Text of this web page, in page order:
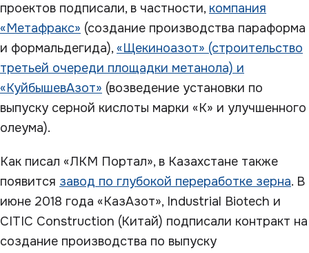
проектов подписали, в частности, компания
«Метафракс» (создание производства параформа
и формальдегида),«Щекиноазот» (строительство
третьей очереди площадки метанола) и
«КуйбышевАзот» (возведение установки по
выпуску серной кислоты марки «К» и улучшенного
олеума).
Как писал «ЛКМ Портал», в Казахстане также
появится завод по глубокой переработке зерна. В
июне 2018 года «КазАзот», Industrial Biotech и
CITIC Construction (Китай) подписали контракт на
создание производства по выпуску